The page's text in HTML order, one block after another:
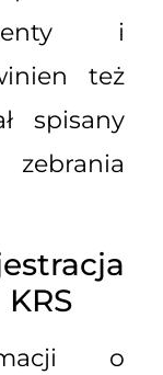
i
też
spisany
o